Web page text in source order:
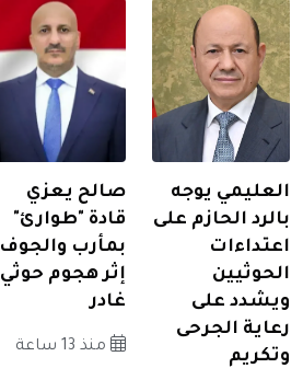
العليمي يوجه
بالرد الحازم على
اعتداءات
الحوثيين
ويشدد على
رعاية الجرحى
وتكريم
صالح يعزي
قادة "طوارئ"
بمأرب والجوف
إثر هجوم حوثي
غادر
منذ 13 ساعة